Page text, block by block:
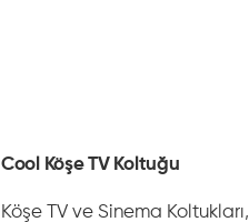
Cool Köşe TV Koltuğu
Köşe TV ve Sinema Koltukları,